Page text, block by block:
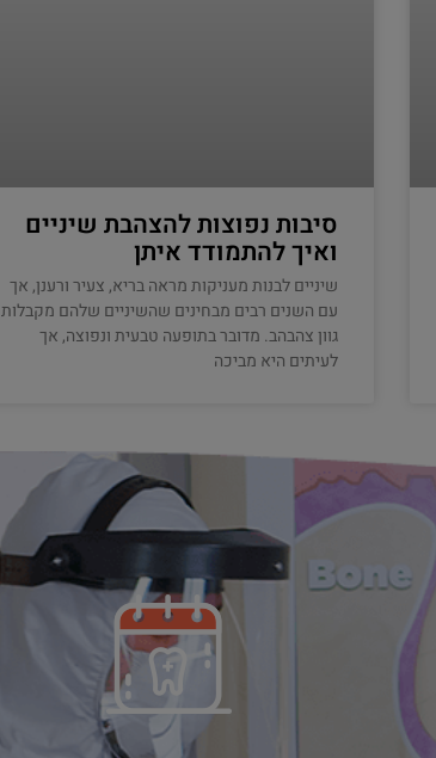
סיבות נפוצות להצהבת שיניים
ואיך להתמודד איתן
שיניים לבנות מעניקות מראה בריא, צעיר ורענן, אך
עם השנים רבים מבחינים שהשיניים שלהם מקבלות
גוון צהבהב. מדובר בתופעה טבעית ונפוצה, אך
לעיתים היא מביכה